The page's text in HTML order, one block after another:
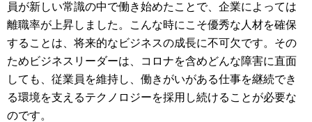
員が新しい常識の中で働き始めたことで、企業によっては
離職率が上昇しました。こんな時にこそ優秀な人材を確保
することは、将来的なビジネスの成長に不可欠です。その
ためビジネスリーダーは、
コロナを含めどんな障害に直面
しても、従業員を維持し、働きがいがある仕事を継続でき
る環境を支えるテクノロジーを採用し続けることが必要な
のです。